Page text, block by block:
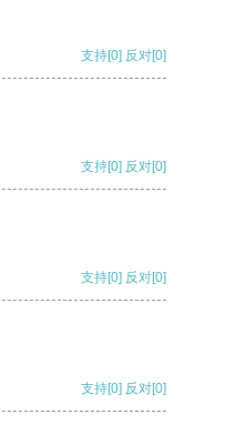
支持[0] 反对[0]
支持[0] 反对[0]
支持[0] 反对[0]
支持[0] 反对[0]